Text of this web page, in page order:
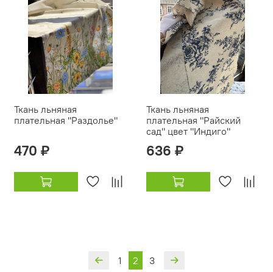
Ткань льняная
плательная "Раздолье"
470 ₽
Ткань льняная
плательная "Райский
сад" цвет "Индиго"
636 ₽
1 2 3